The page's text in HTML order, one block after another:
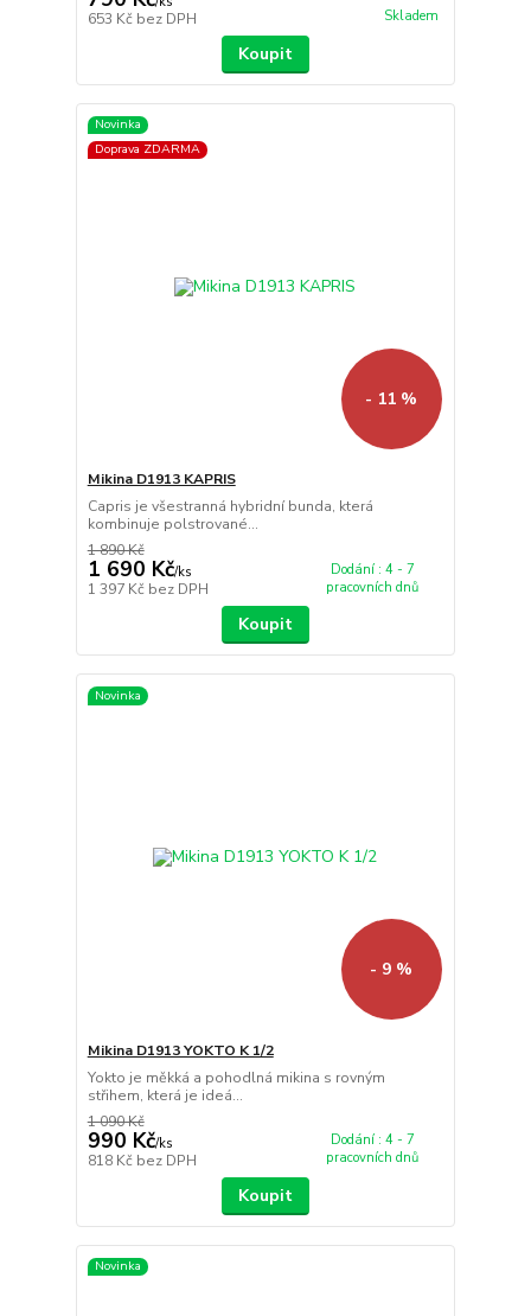
653 Kč bez DPH Skladem
Koupit
Novinka
Doprava ZDARMA
- 11 %
Mikina D1913 KAPRIS
Capris je všestranná hybridní bunda, která
kombinuje polstrované...
1 890 Kč
1 690 Kč/ks
1 397 Kč bez DPH
Dodání : 4 - 7
pracovních dnů
Koupit
Novinka
- 9 %
Mikina D1913 YOKTO K 1/2
Yokto je měkká a pohodlná mikina s rovným
střihem, která je ideá...
1 090 Kč
990 Kč/ks
818 Kč bez DPH
Dodání : 4 - 7
pracovních dnů
Koupit
Novinka